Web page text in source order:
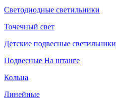
Светодиодные светильники
Точечный свет
Детские подвесные светильники
Подвесные На штанге
Кольца
Линейные